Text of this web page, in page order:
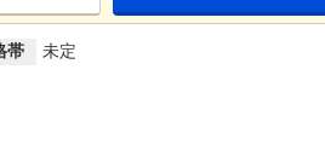
帯
未定